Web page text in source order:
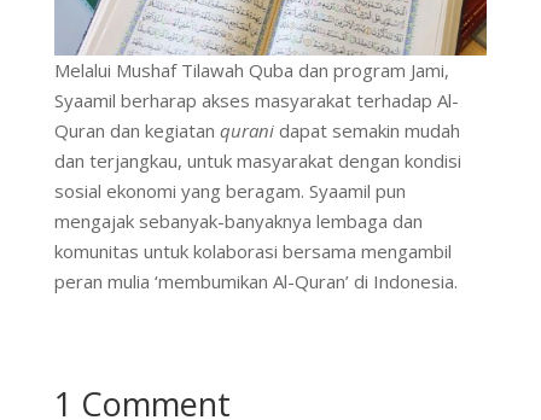
Melalui Mushaf Tilawah Quba dan program Jami,
Syaamil berharap akses masyarakat terhadap Al-
Quran dan kegiatan quranidapat semakin mudah
dan terjangkau, untuk masyarakat dengan kondisi
sosial ekonomi yang beragam. Syaamil pun
mengajak sebanyak-banyaknya lembaga dan
komunitas untuk kolaborasi bersama mengambil
peran mulia ‘membumikan Al-Quran’ di Indonesia.
1 Comment